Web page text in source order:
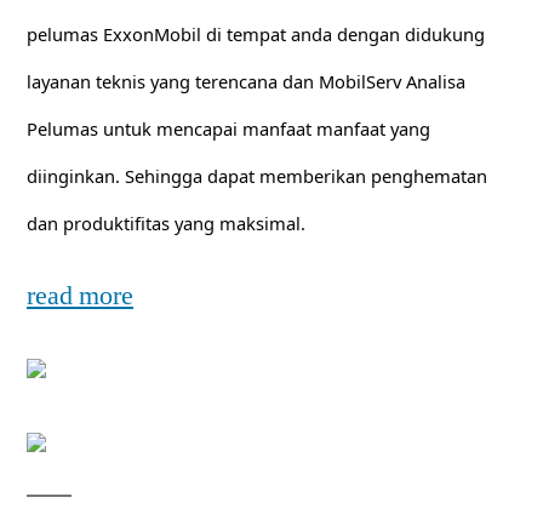
pelumas ExxonMobil di tempat anda dengan didukung
layanan teknis yang terencana dan MobilServ Analisa
Pelumas untuk mencapai manfaat manfaat yang
diinginkan. Sehingga dapat memberikan penghematan
dan produktifitas yang maksimal.
read more